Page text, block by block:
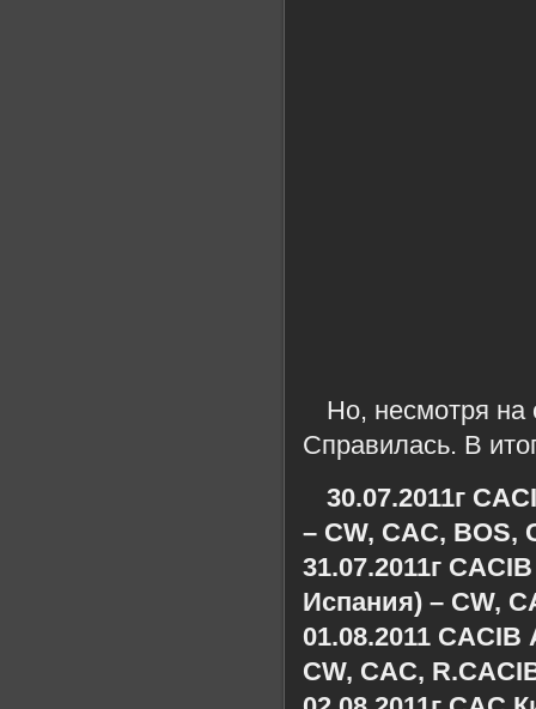
Но, несмотря на
Справилась. В
30.07.2011г
– CW, CAC,
31.07.2011г
Испания) – CW,
01.08.2011
CW, CAC,